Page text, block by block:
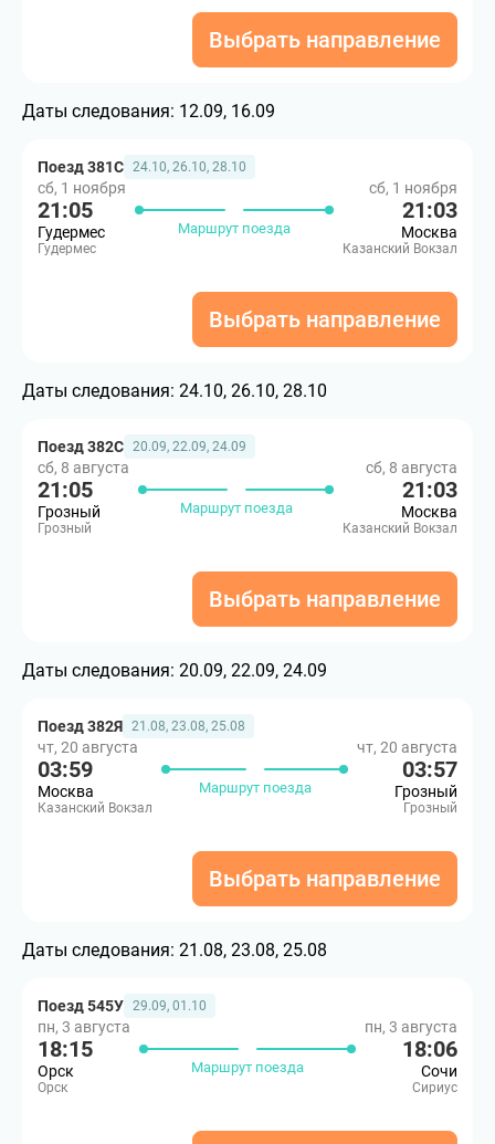
Выбрать направление
Даты следования: 12.09, 16.09
Поезд 381С 24.10, 26.10, 28.10
сб, 1 ноября
21:05
Гудермес
Гудермес
Маршрут поезда
сб, 1 ноября
21:03
Москва
Казанский Вокзал
Выбрать направление
Даты следования: 24.10, 26.10, 28.10
Поезд 382С 20.09, 22.09, 24.09
сб, 8 августа
21:05
Грозный
Грозный
Маршрут поезда
сб, 8 августа
21:03
Москва
Казанский Вокзал
Выбрать направление
Даты следования: 20.09, 22.09, 24.09
Поезд 382Я 21.08, 23.08, 25.08
чт, 20 августа
03:59
Москва
Казанский Вокзал
Маршрут поезда
чт, 20 августа
03:57
Грозный
Грозный
Выбрать направление
Даты следования: 21.08, 23.08, 25.08
Поезд 545У 29.09, 01.10
пн, 3 августа
18:15
Орск
Орск
Маршрут поезда
пн, 3 августа
18:06
Сочи
Сириус